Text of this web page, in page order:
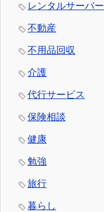
レンタルサーバー
不動産
不用品回収
介護
代行サービス
保険相談
健康
勉強
旅行
暮らし